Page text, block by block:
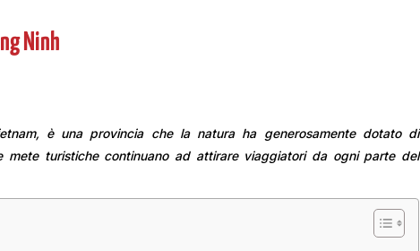
Ninh
è una provincia che la natura ha generosamente dotato di
mete turistiche continuano ad attirare viaggiatori da ogni parte del